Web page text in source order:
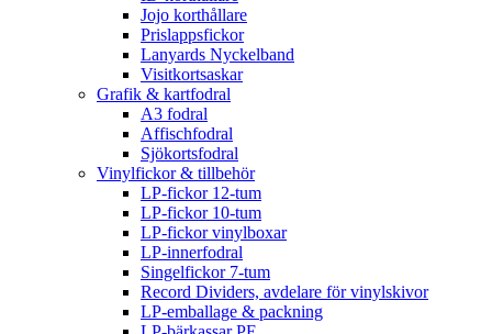
Jojo korthållare
Prislappsfickor
Lanyards Nyckelband
Visitkortsaskar
Grafik & kartfodral
A3 fodral
Affischfodral
Sjökortsfodral
Vinylfickor & tillbehör
LP-fickor 12-tum
LP-fickor 10-tum
LP-fickor vinylboxar
LP-innerfodral
Singelfickor 7-tum
Record Dividers, avdelare för vinylskivor
LP-emballage & packning